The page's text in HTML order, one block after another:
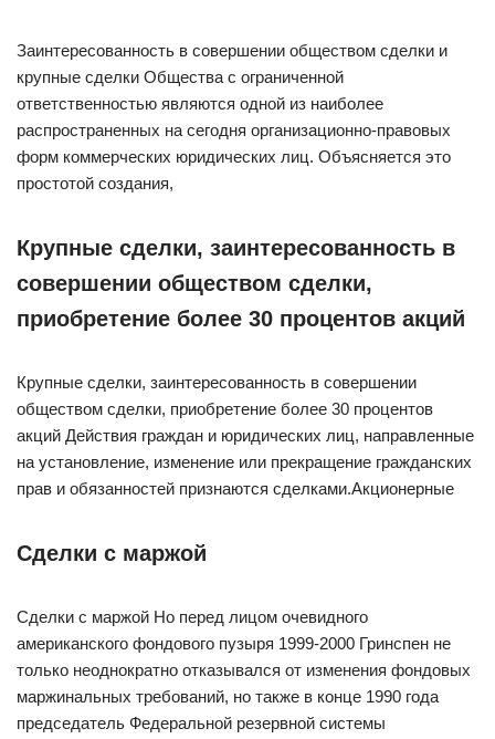
Заинтересованность в совершении обществом сделки и
крупные сделки Общества с ограниченной
ответственностью являются одной из наиболее
распространенных на сегодня организационно-правовых
форм коммерческих юридических лиц. Объясняется это
простотой создания,
Крупные сделки, заинтересованность в
совершении обществом сделки,
приобретение более 30 процентов акций
Крупные сделки, заинтересованность в совершении
обществом сделки, приобретение более 30 процентов
акций Действия граждан и юридических лиц, направленные
на установление, изменение или прекращение гражданских
прав и обязанностей признаются сделками.Акционерные
Сделки с маржой
Сделки с маржой Но перед лицом очевидного
американского фондового пузыря 1999-2000 Гринспен не
только неоднократно отказывался от изменения фондовых
маржинальных требований, но также в конце 1990 года
председатель Федеральной резервной системы